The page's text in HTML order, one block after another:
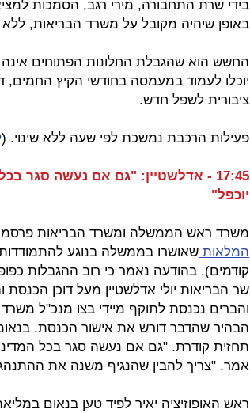
בידי שרת התחבורה, מירי רגב, הסמכות
באופן שיהיה מקובל על משרד הבריאות,
החשש הוא שהגבלת החלונות הפתוחים אינה
יוכלו לעמוד במעמסה בחודשי הקיץ החמים,
ציבורית לשפל חדש.
פעילות הרכבת נמשכת לפי שעה ללא שינוי. (
17:45 - אדלשטיין: "גם אם נעשה סגר
יוכפל"
משרד ראש הממשלה ומשרד הבריאות
המלאות שאושרו בממשלה בנוגע
קודמים). בהודעה נאמר כי רוב ההגבלות
שר הבריאות יולי אדלשטיין מעל דוכן הכנסת
והברים נכנסת לתוקף מיידי בצו מנכ"ל
הבהיר שהדבר דורש את אישור הכנסת.
תחזית קודרת. "גם אם נעשה סגר בכל
אמר. "צריך להבין שהנגיף משנה את
ראש האופוזיציה יאיר לפיד טען בנאום